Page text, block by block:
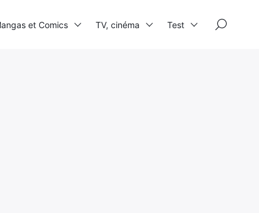
et Comics TV, cinéma Test